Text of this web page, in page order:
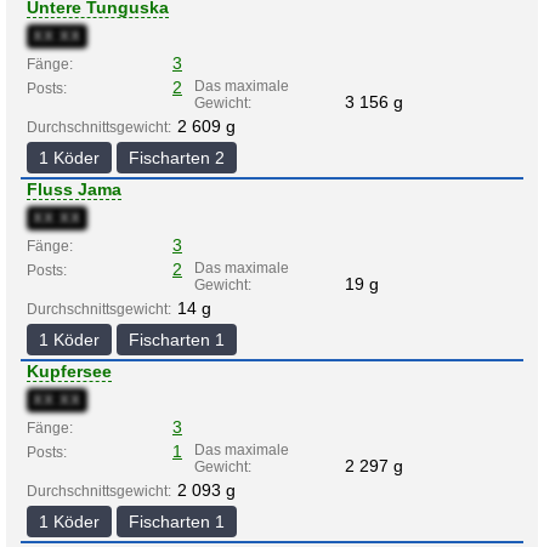
Untere Tunguska
XX:XX
Fänge:
3
Posts: 2
Das maximale
Gewicht:
3 156 g
Durchschnittsgewicht: 2 609 g
1 Köder
Fischarten 2
Fluss Jama
XX:XX
Fänge:
3
Posts: 2
Das maximale
Gewicht:
19 g
Durchschnittsgewicht: 14 g
1 Köder
Fischarten 1
Kupfersee
XX:XX
Fänge:
3
Posts: 1
Das maximale
Gewicht:
2 297 g
Durchschnittsgewicht: 2 093 g
1 Köder
Fischarten 1